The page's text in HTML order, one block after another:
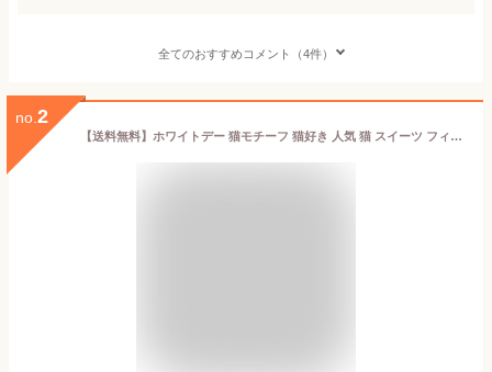
全てのおすすめコメント（4件）
no. 2
【送料無料】ホワイトデー 猫モチーフ 猫好き 人気 猫 スイーツ フィナンシェ 洋菓子 焼き菓子 お菓子 かわいいお菓子 高級菓子 かわいい 可愛い 女性 プレゼント 個包装 通販 アソート ねこ レモン ストロベリー ショコラ シモーヌ 6個入 シャトロワ CHATROIS